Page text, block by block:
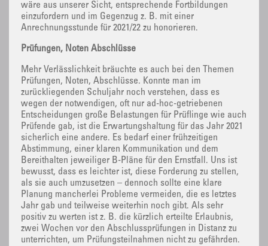
wäre aus unserer Sicht, entsprechende Fortbildungen
einzufordern und im Gegenzug z. B. mit einer
Anrechnungsstunde für 2021/22 zu honorieren.
Prüfungen, Noten Abschlüsse
Mehr Verlässlichkeit bräuchte es auch bei den Themen
Prüfungen, Noten, Abschlüsse. Konnte man im
zurückliegenden Schuljahr noch verstehen, dass es
wegen der notwendigen, oft nur ad-hoc-getriebenen
Entscheidungen große Belastungen für Prüflinge wie auch
Prüfende gab, ist die Erwartungshaltung für das Jahr 2021
sicherlich eine andere. Es bedarf einer frühzeitigen
Abstimmung, einer klaren Kommunikation und dem
Bereithalten jeweiliger B-Pläne für den Ernstfall. Uns ist
bewusst, dass es leichter ist, diese Forderung zu stellen,
als sie auch umzusetzen – dennoch sollte eine klare
Planung mancherlei Probleme vermeiden, die es letztes
Jahr gab und teilweise weiterhin noch gibt. Als sehr
positiv zu werten ist z. B. die kürzlich erteilte Erlaubnis,
zwei Wochen vor den Abschlussprüfungen in Distanz zu
unterrichten, um Prüfungsteilnahmen nicht zu gefährden.